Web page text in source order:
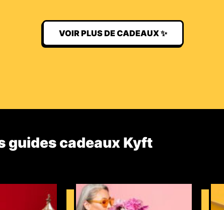
VOIR PLUS DE CADEAUX ✨
guides cadeaux Kyft​